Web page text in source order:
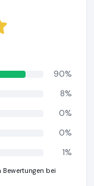
90%
8%
0%
0%
1%
bei